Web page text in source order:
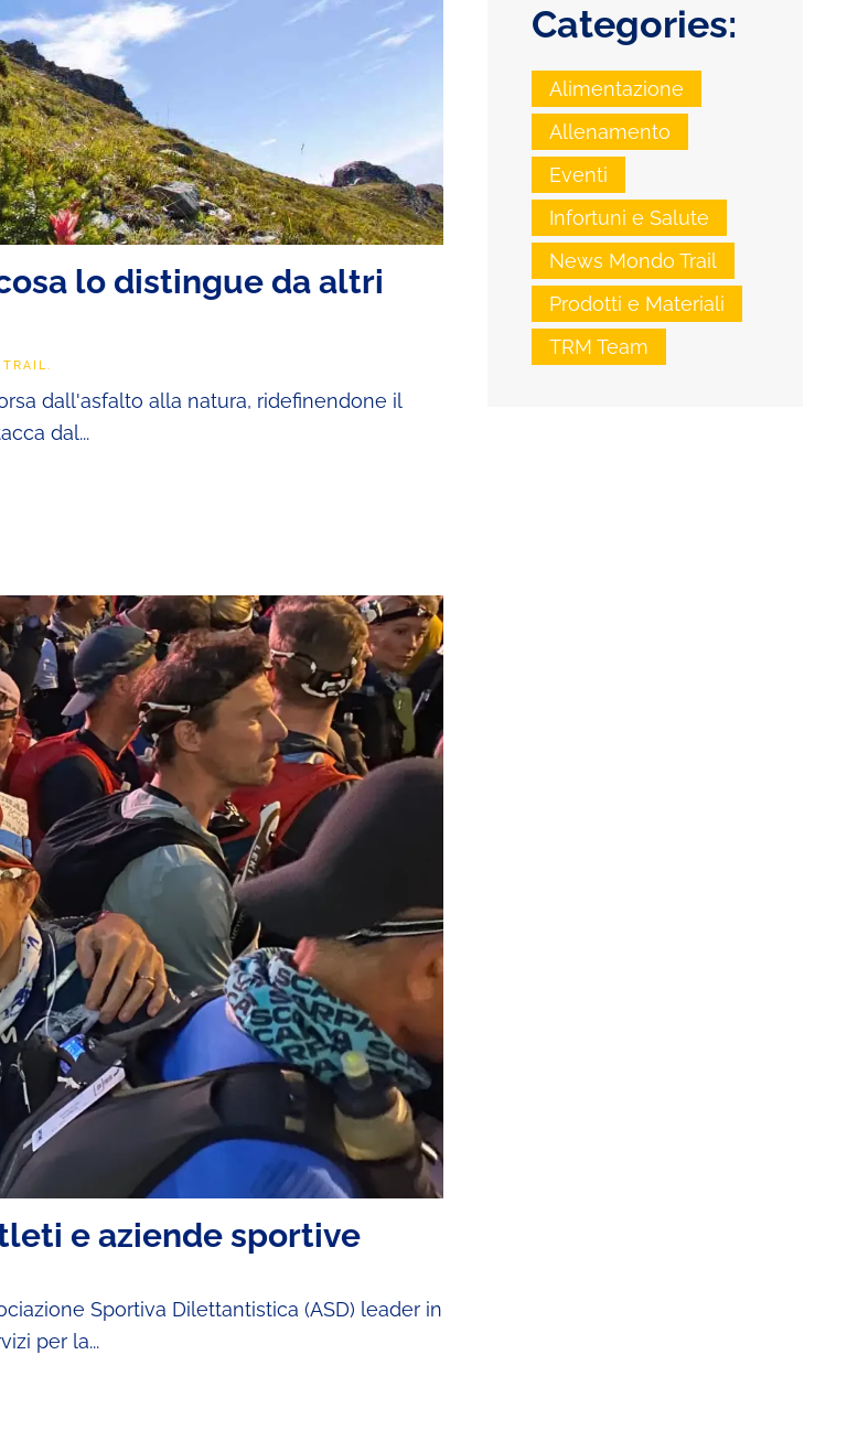
lo distingue da altri
TRAIL.
dall'asfalto alla natura, ridefinendone il
dal...
e aziende sportive
Sportiva Dilettantistica (ASD) leader in
per la...
Categories:
Alimentazione
Allenamento
Eventi
Infortuni e Salute
News Mondo Trail
Prodotti e Materiali
TRM Team